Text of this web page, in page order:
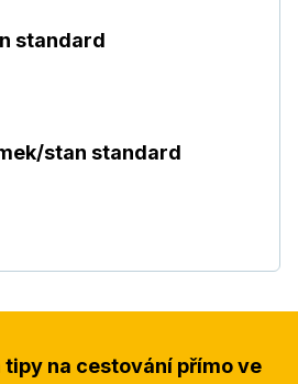
standard
stan standard
tipy na cestování přímo ve